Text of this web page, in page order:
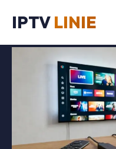
IPTV LINIE
Blog /
IPTV-Hardware
IPTV-Geräte im Vergleich: